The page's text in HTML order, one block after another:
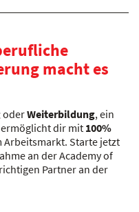
macht es
oderWeiterbildung, ein
dir mit 100%
Arbeitsmarkt. Starte jetzt
an der Academy of
Partner an der